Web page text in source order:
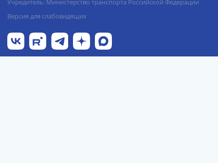
Учредитель: Министерство транспорта Российской Федерации
Версия для слабовидящих